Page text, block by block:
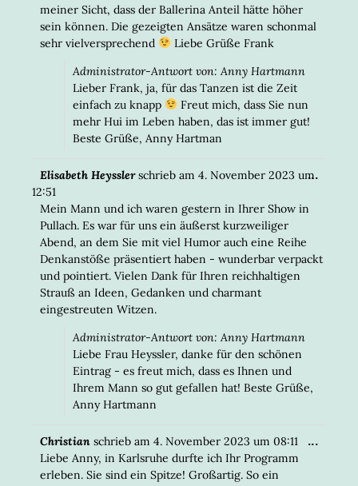
meiner Sicht, dass der Ballerina Anteil hätte höher
sein können. Die gezeigten Ansätze waren schonmal
sehr vielversprechend
Liebe Grüße Frank
Administrator-Antwort von: Anny Hartmann
Lieber Frank, ja, für das Tanzen ist die Zeit
einfach zu knapp
Freut mich, dass Sie nun
mehr Hui im Leben haben, das ist immer gut!
Beste Grüße, Anny Hartman
Elisabeth Heysslerschrieb am 4. November 2023 um
12:51
Mein Mann und ich waren gestern in Ihrer Show in
Pullach. Es war für uns ein äußerst kurzweiliger
Abend, an dem Sie mit viel Humor auch eine Reihe
Denkanstöße präsentiert haben - wunderbar verpackt
und pointiert. Vielen Dank für Ihren reichhaltigen
Strauß an Ideen, Gedanken und charmant
eingestreuten Witzen.
Administrator-Antwort von: Anny Hartmann
Liebe Frau Heyssler, danke für den schönen
Eintrag - es freut mich, dass es Ihnen und
Ihrem Mann so gut gefallen hat! Beste Grüße,
Anny Hartmann
...DIESE
Christian schrieb am 4. November 2023 um 08:11
Liebe Anny, in Karlsruhe durfte ich Ihr Programm
erleben. Sie sind ein Spitze! Großartig. So ein
...DIESE